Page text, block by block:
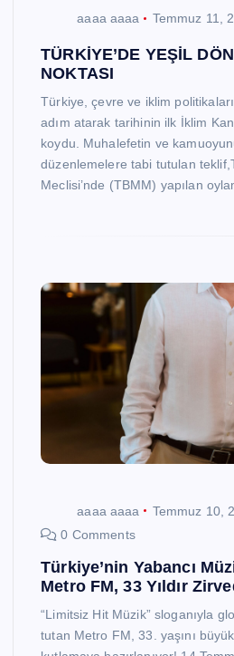
aaaa aaaa Temmuz 11,
TÜRKİYE’DE YEŞİL
NOKTASI
Türkiye, çevre ve iklim
adım atarak tarihinin ilk İklim
koydu. Muhalefetin ve
düzenlemelere tabi tutulan
Meclisi’nde (TBMM) yapılan
aaaa aaaa
Temmuz 10,
0 Comments
Türkiye’nin Yabancı
Metro FM, 33 Yıldır
“Limitsiz Hit Müzik” sloganıyla
tutan Metro FM, 33. yaşını